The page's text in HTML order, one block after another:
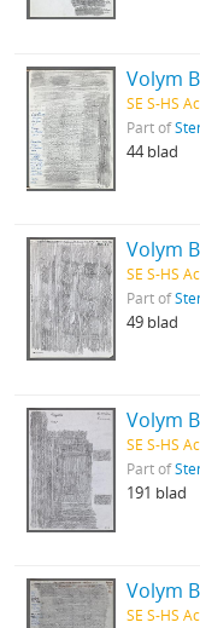
Volym
SE S-HS
Part of
44 blad
Volym
SE S-HS
Part of
49 blad
Volym
SE S-HS
Part of
191 blad
Volym
SE S-HS